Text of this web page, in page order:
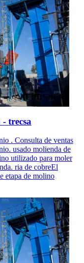
trecsa
. Consulta de ventas
usado molienda de
utilizado para moler
ria de cobreEl
etapa de molino